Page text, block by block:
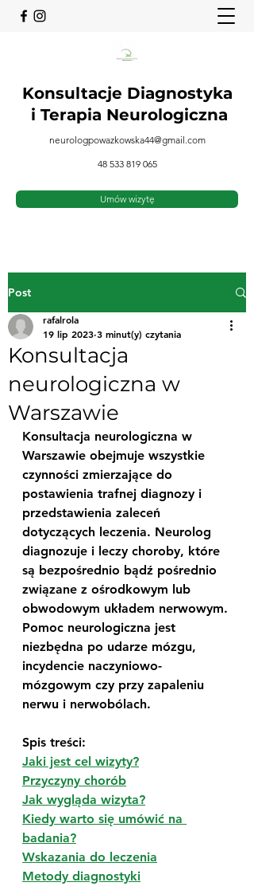
Konsultacje Diagnostyka
i Terapia Neurologiczna
neurologpowazkowska44@gmail.com
48 533 819 065
Umów wizytę
Post
Konsultacja
neurologiczna w
Warszawie
rafalrola
19 lip 2023 3 minut(y) czytania
Konsultacja neurologiczna w
Warszawie obejmuje wszystkie
czynności zmierzające do
postawienia trafnej diagnozy i
przedstawienia zaleceń
dotyczących leczenia. Neurolog
diagnozuje i leczy choroby, które
są bezpośrednio bądź pośrednio
związane z ośrodkowym lub
obwodowym układem nerwowym.
Pomoc neurologiczna jest
niezbędna po udarze mózgu,
incydencie naczyniowo-
mózgowym czy przy zapaleniu
nerwu i nerwobólach.
Spis treści:
Jaki jest cel wizyty?
Przyczyny chorób
Jak wygląda wizyta?
Kiedy warto się umówić na
badania?
Wskazania do leczenia
Metody diagnostyki